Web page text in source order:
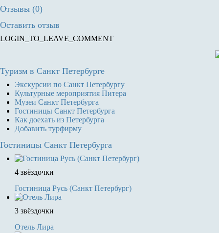
Отзывы (0)
Оставить отзыв
LOGIN_TO_LEAVE_COMMENT
Туризм в Санкт Петербурге
Экскурсии по Санкт Петербургу
Культурные мероприятия Питера
Музеи Санкт Петербурга
Гостиницы Санкт Петербурга
Как доехать из Петербурга
Добавить турфирму
Гостиницы Санкт Петербурга
4 звёздочки
Гостиница Русь (Санкт Петербург)
3 звёздочки
Отель Лира